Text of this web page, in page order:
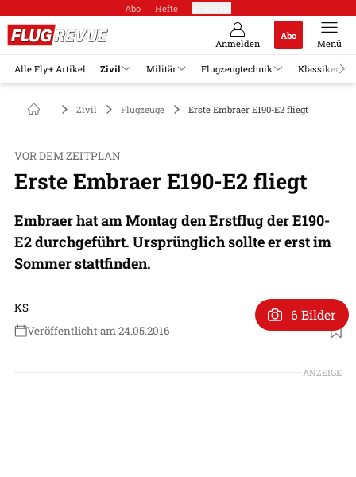
Abo Hefte
Anmelden
Abo
Menü
Alle Fly+ Artikel Zivil Militär Flugzeugtechnik Klassiker
Zivil Flugzeuge Erste Embraer E190-E2 fliegt
VOR DEM ZEITPLAN
Erste Embraer E190-E2 fliegt
Embraer hat am Montag den Erstflug der E190-
E2 durchgeführt. Ursprünglich sollte er erst im
Sommer stattfinden.
KS
Veröffentlicht am 24.05.2016
6 Bilder
ANZEIGE